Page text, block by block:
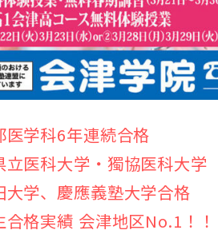
医学科6年連続合格
立医科大学・獨協医科大学
大学、慶應義塾大学合格
合格実績 会津地区No.1！！